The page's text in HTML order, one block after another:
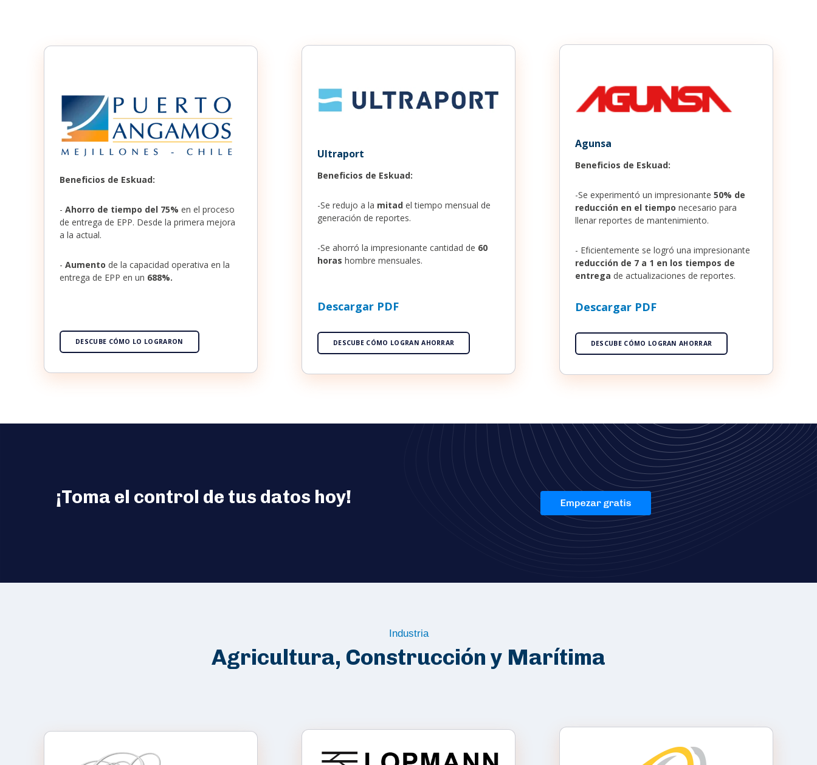
Beneficios de Eskuad:
- Ahorro de tiempo del 75% en el proceso
de entrega de EPP. Desde la primera mejora
a la actual.
- Aumento de la capacidad operativa en la
entrega de EPP en un 688%.
DESCUBE CÓMO LO LOGRARON
Ultraport
Beneficios de Eskuad:
-Se redujo a la mitadel tiempo mensual de
generación de reportes.
-Se ahorró la impresionante cantidad de 60
horas hombre mensuales.
Descargar PDF
DESCUBE CÓMO LOGRAN AHORRAR
Agunsa
Beneficios de Eskuad:
-Se experimentó un impresionante 50% de
reducción en el tiempo necesario para
llenar reportes de mantenimiento.
- Eficientemente se logró una impresionante
reducción de 7 a 1 en los tiempos de
entrega de actualizaciones de reportes.
Descargar PDF
DESCUBE CÓMO LOGRAN AHORRAR
¡Toma el control de tus datos hoy!
Industria
Agricultura, Construcción y Marítima